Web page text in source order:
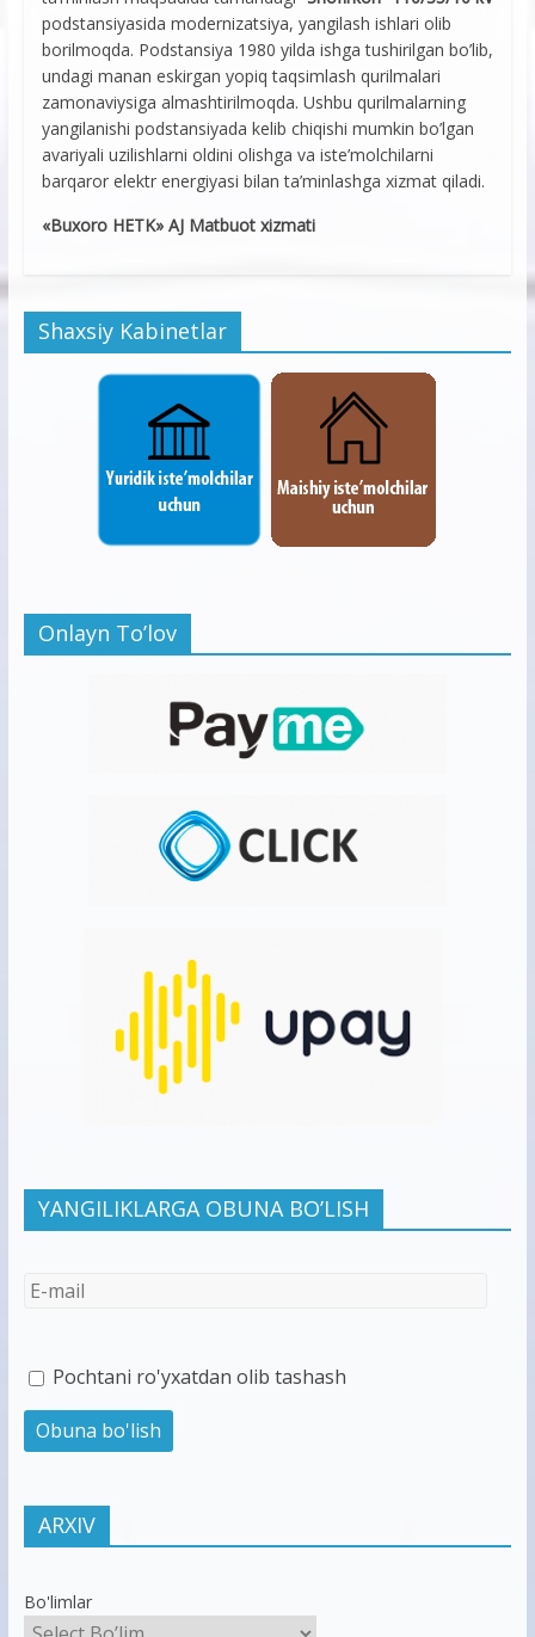
podstansiyasida modernizatsiya, yangilash ishlari olib
borilmoqda. Podstansiya 1980 yilda ishga tushirilgan bo’lib,
undagi manan eskirgan yopiq taqsimlash qurilmalari
zamonaviysiga almashtirilmoqda. Ushbu qurilmalarning
yangilanishi podstansiyada kelib chiqishi mumkin bo’lgan
avariyali uzilishlarni oldini olishga va iste’molchilarni
barqaror elektr energiyasi bilan ta’minlashga xizmat qiladi.
«Buxoro HETK» AJ Matbuot xizmati
Shaxsiy Kabinetlar
Onlayn To’lov
YANGILIKLARGA OBUNA BO’LISH
Pochtani ro'yxatdan olib tashash
ARXIV
Bo'limlar